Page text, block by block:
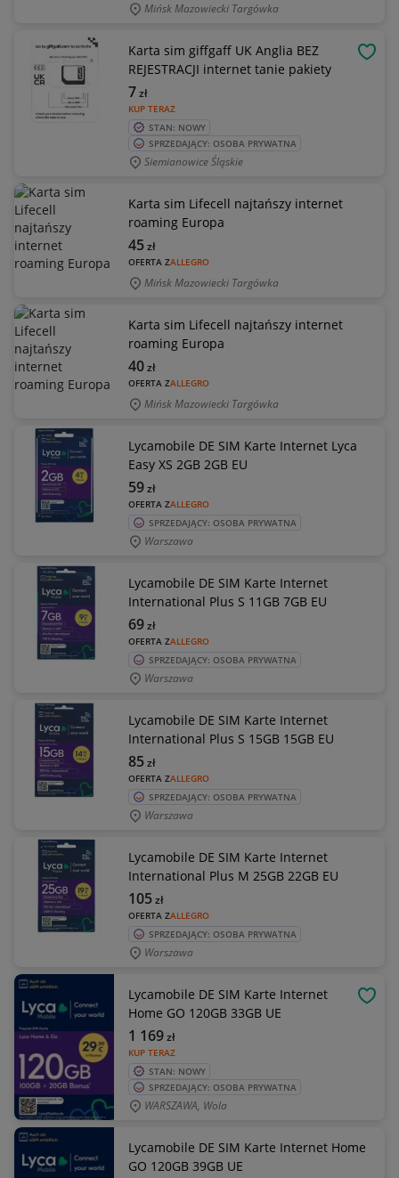
Mińsk Mazowiecki Targówka
Karta sim giffgaff UK Anglia BEZ
REJESTRACJI internet tanie pakiety
KUP TERAZ
7zł
STAN: NOWY
SPRZEDAJĄCY: OSOBA PRYWATNA
Siemianowice Śląskie
Karta sim Lifecell najtańszy internet
roaming Europa
OFERTA ZALLEGRO
45zł
Mińsk Mazowiecki Targówka
Karta sim Lifecell najtańszy internet
roaming Europa
OFERTA ZALLEGRO
40zł
Mińsk Mazowiecki Targówka
Lycamobile DE SIM Karte Internet Lyca
Easy XS 2GB 2GB EU
OFERTA ZALLEGRO
59zł
SPRZEDAJĄCY: OSOBA PRYWATNA
Warszawa
Lycamobile DE SIM Karte Internet
International Plus S 11GB 7GB EU
OFERTA ZALLEGRO
69zł
SPRZEDAJĄCY: OSOBA PRYWATNA
Warszawa
Lycamobile DE SIM Karte Internet
International Plus S 15GB 15GB EU
OFERTA ZALLEGRO
85zł
SPRZEDAJĄCY: OSOBA PRYWATNA
Warszawa
Lycamobile DE SIM Karte Internet
International Plus M 25GB 22GB EU
OFERTA ZALLEGRO
105zł
SPRZEDAJĄCY: OSOBA PRYWATNA
Warszawa
Lycamobile DE SIM Karte Internet
Home GO 120GB 33GB UE
KUP TERAZ
1 169zł
STAN: NOWY
SPRZEDAJĄCY: OSOBA PRYWATNA
WARSZAWA, Wola
Lycamobile DE SIM Karte Internet Home
GO 120GB 39GB UE